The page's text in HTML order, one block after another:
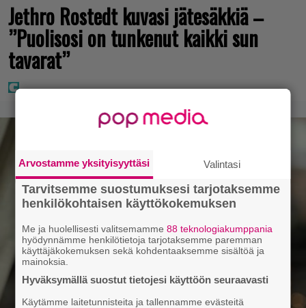
Jethro Rostedt kuvasi jätesäkkiä –
”Puolisosi on tunkenut kaikki sun
tavarat”
Arvostamme yksityisyyttäsi Valintasi
Tarvitsemme suostumuksesi tarjotaksemme
henkilökohtaisen käyttökokemuksen
Me ja huolellisesti valitsemamme88 teknologiakumppania
hyödynnämme henkilötietoja tarjotaksemme paremman
käyttäjäkokemuksen sekä kohdentaaksemme sisältöä ja
mainoksia.
Hyväksymällä suostut tietojesi käyttöön seuraavasti
Käytämme laitetunnisteita ja tallennamme evästeitä